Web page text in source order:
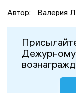
Автор:
Валерия
Дежурному